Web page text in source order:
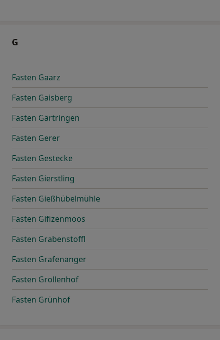
G
Fasten Gaarz
Fasten Gaisberg
Fasten Gärtringen
Fasten Gerer
Fasten Gestecke
Fasten Gierstling
Fasten Gießhübelmühle
Fasten Gifizenmoos
Fasten Grabenstoffl
Fasten Grafenanger
Fasten Grollenhof
Fasten Grünhof